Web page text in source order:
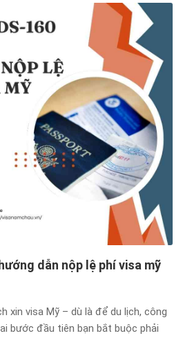
dẫn nộp lệ phí visa mỹ
xin visa Mỹ – dù là để du lịch, công
bước đầu tiên bạn bắt buộc phải